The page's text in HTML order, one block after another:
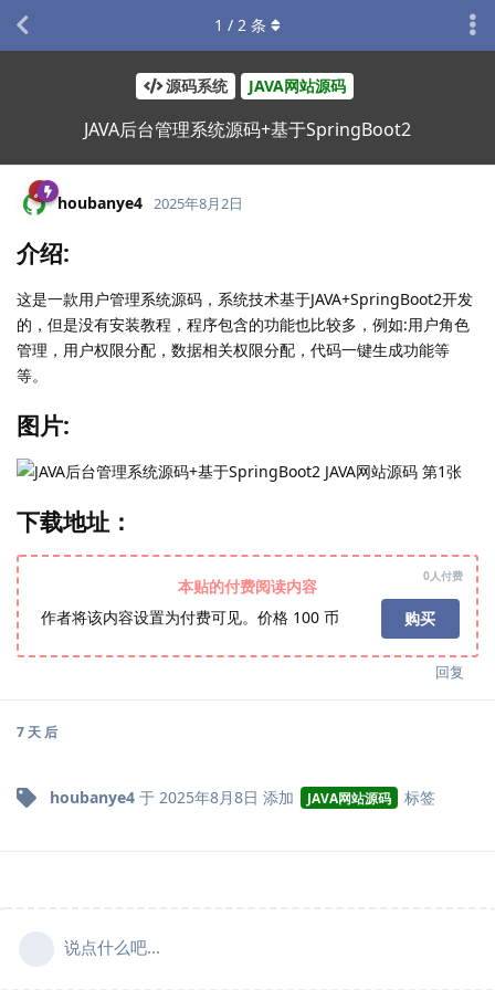
源码系统 JAVA网站源码
JAVA后台管理系统源码+基于SpringBoot2
1 / 2 条
houbanye4 2025年8月2日
介绍:
这是一款用户管理系统源码，系统技术基于JAVA+SpringBoot2开发
的，但是没有安装教程，程序包含的功能也比较多，例如:用户角色
管理，用户权限分配，数据相关权限分配，代码一键生成功能等
等。
图片:
下载地址：
本贴的付费阅读内容 0人付费
作者将该内容设置为付费可见。价格 100 币 购买
回复
7 天 后
houbanye4 于 2025年8月8日 添加 JAVA网站源码 标签
说点什么吧...